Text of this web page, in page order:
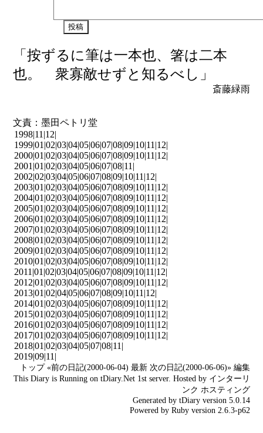
「按ずるに筆は一本也、箸は二本
也。 衆寡敵せずと知るべし」
斎藤緑雨
文責：墨田ペトリ堂
1998|11|12|
1999|01|02|03|04|05|06|07|08|09|10|11|12|
2000|01|02|03|04|05|06|07|08|09|10|11|12|
2001|01|02|03|04|05|06|07|08|11|
2002|02|03|04|05|06|07|08|09|10|11|12|
2003|01|02|03|04|05|06|07|08|09|10|11|12|
2004|01|02|03|04|05|06|07|08|09|10|11|12|
2005|01|02|03|04|05|06|07|08|09|10|11|12|
2006|01|02|03|04|05|06|07|08|09|10|11|12|
2007|01|02|03|04|05|06|07|08|09|10|11|12|
2008|01|02|03|04|05|06|07|08|09|10|11|12|
2009|01|02|03|04|05|06|07|08|09|10|11|12|
2010|01|02|03|04|05|06|07|08|09|10|11|12|
2011|01|02|03|04|05|06|07|08|09|10|11|12|
2012|01|02|03|04|05|06|07|08|09|10|11|12|
2013|01|02|04|05|06|07|08|09|10|11|12|
2014|01|02|03|04|05|06|07|08|09|10|11|12|
2015|01|02|03|04|05|06|07|08|09|10|11|12|
2016|01|02|03|04|05|06|07|08|09|10|11|12|
2017|01|02|03|04|05|06|07|08|09|10|11|12|
2018|01|02|03|04|05|07|08|11|
2019|09|11|
トップ «前の日記(2000-06-04) 最新 次の日記(2000-06-06)» 編集
This Diary is Running on tDiary.Net1st server. Hosted by インターリ
ンク ホスティング
Generated by tDiaryversion 5.0.14
Powered by Rubyversion 2.6.3-p62